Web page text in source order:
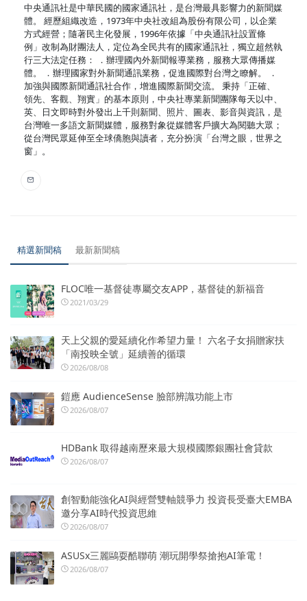
中央通訊社是中華民國的國家通訊社，是台灣最具影響力的新聞媒
體。 經歷組織改造，1973年中央社改組為股份有限公司，以企業
方式經營；隨著民主化發展，1996年依據「中央通訊社設置條
例」改制為財團法人，定位為全民共有的國家通訊社，獨立超然執
行三大法定任務： ．辦理國內外新聞報導業務，服務大眾傳播媒
體。 ．辦理國家對外新聞通訊業務，促進國際對台灣之瞭解。 ．
加強與國際新聞通訊社合作，增進國際新聞交流。 秉持「正確、
領先、客觀、翔實」的基本原則，中央社專業新聞團隊每天以中、
英、日文即時對外發出上千則新聞、照片、圖表、影音與資訊，是
台灣唯一多語文新聞媒體，服務對象從媒體客戶擴大為閱聽大眾；
從台灣民眾延伸至全球僑胞與讀者，充分扮演「台灣之眼，世界之
窗」。
精選新聞稿 最新新聞稿
FLOC唯一基督徒專屬交友APP，基督徒的新福音
2021/03/29
天上父親的愛延續化作希望力量！ 六名子女捐贈家扶
「南投映全號」延續善的循環
2026/08/08
鎧應 AudienceSense 臉部辨識功能上市
2026/08/07
HDBank 取得越南歷來最大規模國際銀團社會貸款
2026/08/07
創智動能強化AI與經營雙軸競爭力 投資長受臺大EMBA
邀分享AI時代投資思維
2026/08/07
ASUSx三麗鷗耍酷聯萌 潮玩開學祭搶抱AI筆電！
2026/08/07